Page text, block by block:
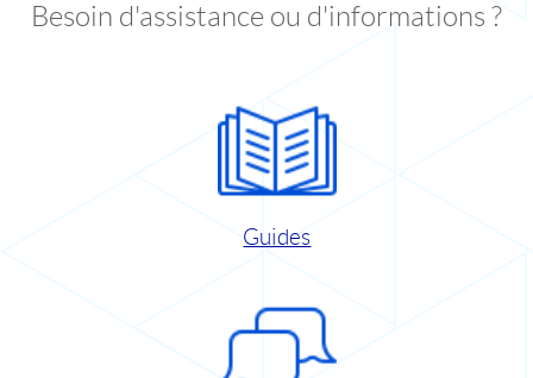
Besoin d'assistance ou d'informations ?
Guides